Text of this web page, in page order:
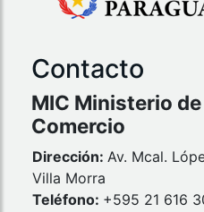
Contacto
MIC Ministerio
Comercio
Dirección: Av. Mcal.
Villa Morra
Teléfono: +595 21 616